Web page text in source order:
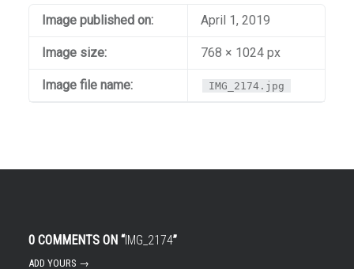
Image published on: April 1, 2019
Image size: 768 × 1024 px
Image file name: IMG_2174.jpg
0 COMMENTS ON “IMG_2174”
ADD YOURS →